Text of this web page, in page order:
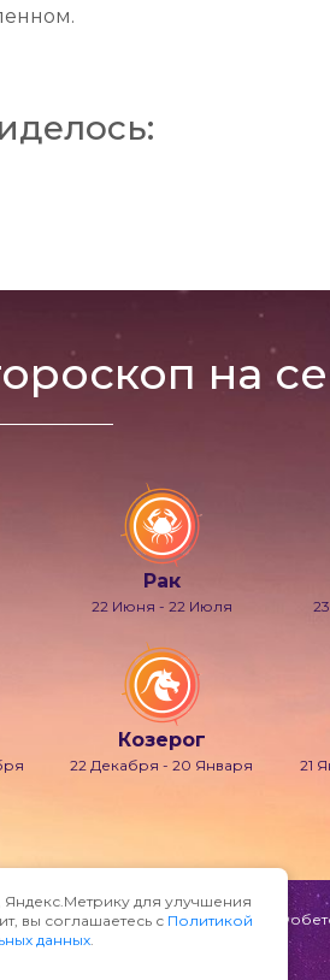
на
Рак
22 Июня - 22 Июля
Козерог
22 Декабря - 20 Января 21
под именами Гипнос, Морфей,
Яндекс.Метрику для улучшения
вы соглашаетесь с Политикой
данных.